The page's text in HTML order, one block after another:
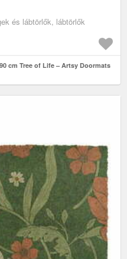
és lábtörlők, lábtörlők
cm Tree of Life – Artsy Doormats